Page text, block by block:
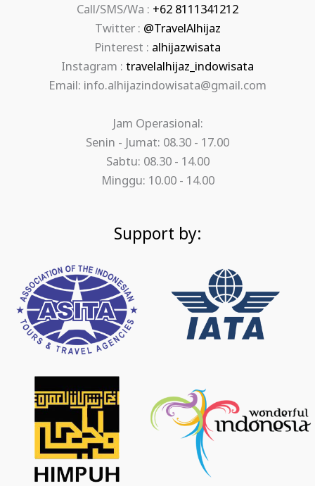
Call/SMS/Wa : +62 8111341212
Twitter : @TravelAlhijaz
Pinterest : alhijazwisata
Instagram : travelalhijaz_indowisata
Email: info.alhijazindowisata@gmail.com
Jam Operasional:
Senin - Jumat: 08.30 - 17.00
Sabtu: 08.30 - 14.00
Minggu: 10.00 - 14.00
Support by: